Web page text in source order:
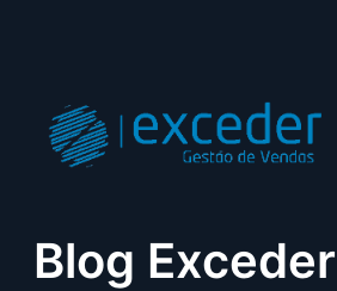
Blog Exceder |